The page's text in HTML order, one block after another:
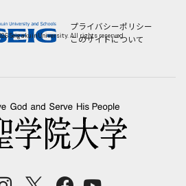
プライバシーポリシー
このサイトについて
Seigakuin University. All rights reserved.